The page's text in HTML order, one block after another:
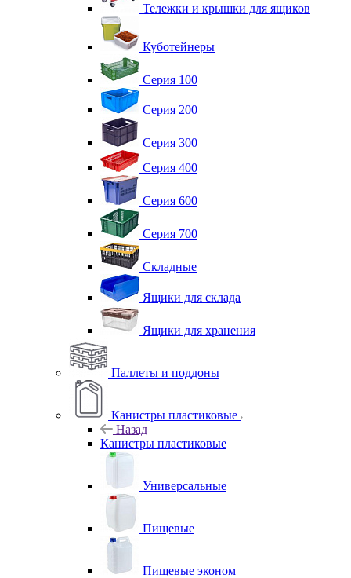
Тележки и крышки для ящиков
Куботейнеры
Серия 100
Серия 200
Серия 300
Серия 400
Серия 600
Серия 700
Складные
Ящики для склада
Ящики для хранения
Паллеты и поддоны
Канистры пластиковые
Назад
Канистры пластиковые
Универсальные
Пищевые
Пищевые эконом